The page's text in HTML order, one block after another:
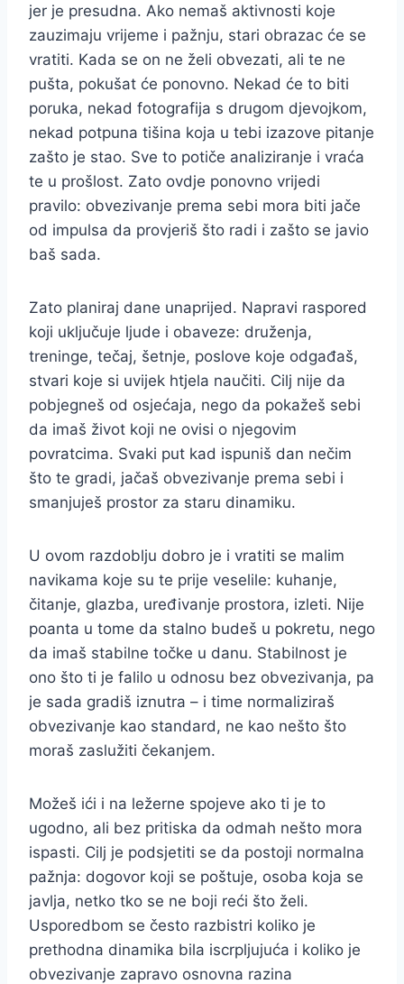
jer je presudna. Ako nemaš aktivnosti koje
zauzimaju vrijeme i pažnju, stari obrazac će se
vratiti. Kada se on ne želi obvezati, ali te ne
pušta, pokušat će ponovno. Nekad će to biti
poruka, nekad fotografija s drugom djevojkom,
nekad potpuna tišina koja u tebi izazove pitanje
zašto je stao. Sve to potiče analiziranje i vraća
te u prošlost. Zato ovdje ponovno vrijedi
pravilo: obvezivanje prema sebi mora biti jače
od impulsa da provjeriš što radi i zašto se javio
baš sada.
Zato planiraj dane unaprijed. Napravi raspored
koji uključuje ljude i obaveze: druženja,
treninge, tečaj, šetnje, poslove koje odgađaš,
stvari koje si uvijek htjela naučiti. Cilj nije da
pobjegneš od osjećaja, nego da pokažeš sebi
da imaš život koji ne ovisi o njegovim
povratcima. Svaki put kad ispuniš dan nečim
što te gradi, jačaš obvezivanje prema sebi i
smanjuješ prostor za staru dinamiku.
U ovom razdoblju dobro je i vratiti se malim
navikama koje su te prije veselile: kuhanje,
čitanje, glazba, uređivanje prostora, izleti. Nije
poanta u tome da stalno budeš u pokretu, nego
da imaš stabilne točke u danu. Stabilnost je
ono što ti je falilo u odnosu bez obvezivanja, pa
je sada gradiš iznutra – i time normaliziraš
obvezivanje kao standard, ne kao nešto što
moraš zaslužiti čekanjem.
Možeš ići i na ležerne spojeve ako ti je to
ugodno, ali bez pritiska da odmah nešto mora
ispasti. Cilj je podsjetiti se da postoji normalna
pažnja: dogovor koji se poštuje, osoba koja se
javlja, netko tko se ne boji reći što želi.
Usporedbom se često razbistri koliko je
prethodna dinamika bila iscrpljujuća i koliko je
obvezivanje zapravo osnovna razina